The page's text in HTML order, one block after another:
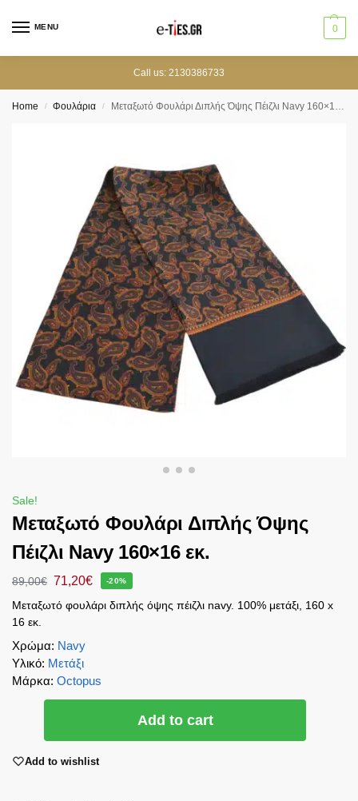
MENU 0
Call us: 2130386733
Home / Φουλάρια / Μεταξωτό Φουλάρι Διπλής Όψης Πέιζλι Navy 160×16 εκ.
Sale!
Μεταξωτό Φουλάρι Διπλής Όψης
Πέιζλι Navy 160×16 εκ.
89,00€ 71,20€ -20%
Μεταξωτό φουλάρι διπλής όψης πέιζλι navy. 100% μετάξι, 160 x
16 εκ.
Χρώμα: Navy
Υλικό: Μετάξι
Μάρκα: Octopus
Add to cart
Add to wishlist